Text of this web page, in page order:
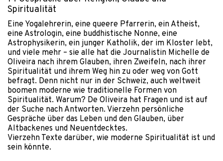
Spiritualität
Eine Yogalehrerin, eine queere Pfarrerin, ein Atheist,
eine Astrologin, eine buddhistische Nonne, eine
Astrophysikerin, ein junger Katholik, der im Kloster lebt,
und viele mehr – sie alle hat die Journalistin Michelle de
Oliveira nach ihrem Glauben, ihren Zweifeln, nach ihrer
Spiritualität und ihrem Weg hin zu oder weg von Gott
befragt. Denn nicht nur in der Schweiz, auch weltweit
boomen moderne wie traditionelle Formen von
Spiritualität. Warum? De Oliveira hat Fragen und ist auf
der Suche nach Antworten. Vierzehn persönliche
Gespräche über das Leben und den Glauben, über
Altbackenes und Neuentdecktes.
Vierzehn Texte darüber, wie moderne Spiritualität ist und
sein könnte.